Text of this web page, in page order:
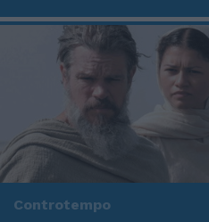
Controtempo